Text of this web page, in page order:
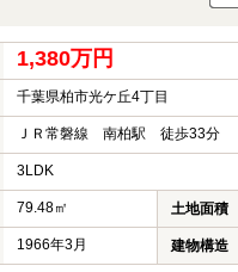
1,380万円
千葉県柏市光ケ丘4丁目
ＪＲ常磐線 南柏駅 徒歩33分
3LDK
79.48㎡ 土地面積
1966年3月 建物構造